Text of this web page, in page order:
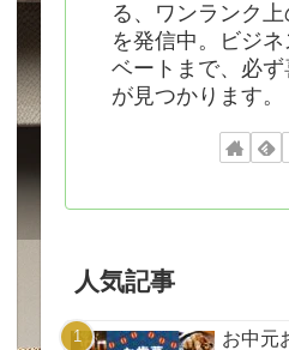
る、ワンランク
を発信中。ビジ
ベートまで、必
が見つかります。
人気記事
お中元